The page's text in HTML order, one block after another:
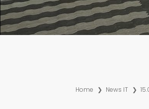
Home ❯ News IT ❯